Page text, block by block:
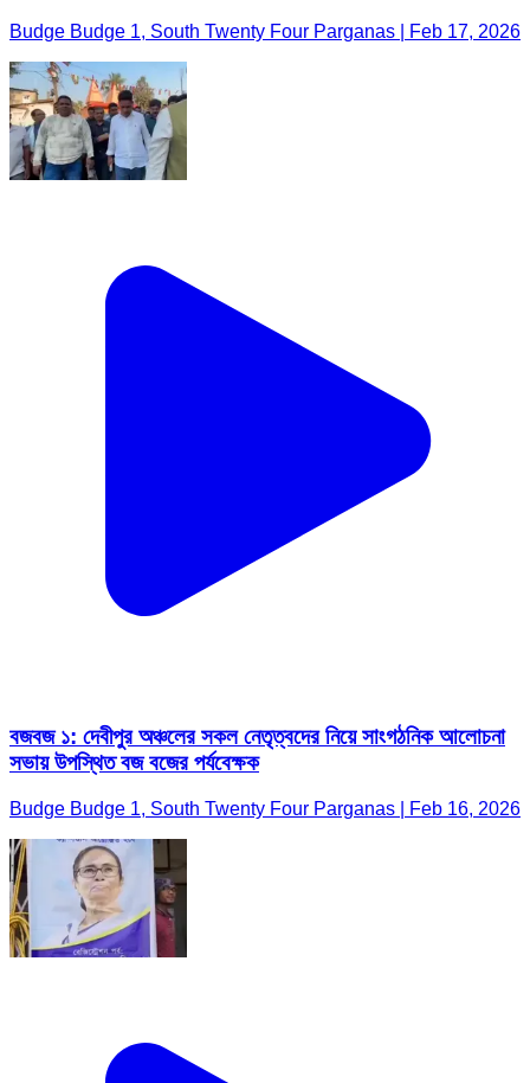
Budge Budge 1, South Twenty Four Parganas | Feb 17, 2026
বজবজ ১: দেবীপুর অঞ্চলের সকল নেতৃত্বদের নিয়ে সাংগঠনিক আলোচনা
সভায় উপস্থিত বজ বজের পর্যবেক্ষক
Budge Budge 1, South Twenty Four Parganas | Feb 16, 2026